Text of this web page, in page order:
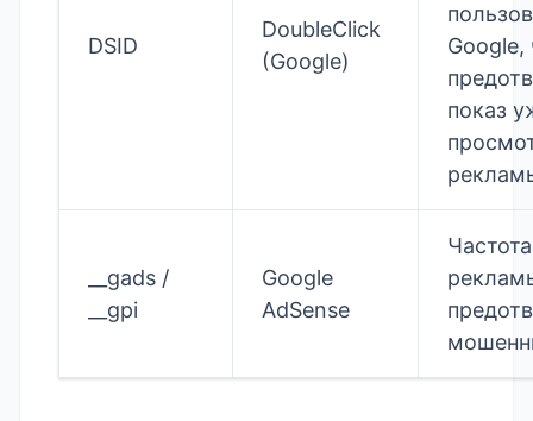
DSID
DoubleClick
(Google)
Google,
показ
__gads /
__gpi
Google
AdSense